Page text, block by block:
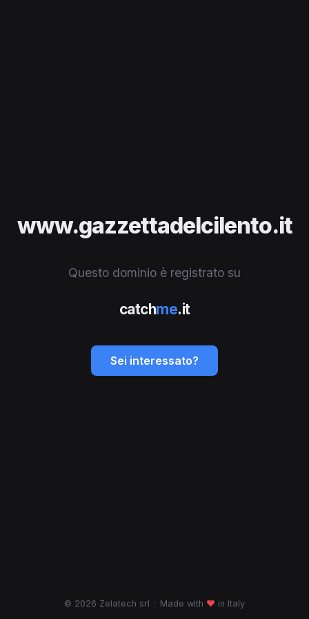
www.gazzettadelcilento.it
Questo dominio è registrato su
catchme.it
Sei interessato?
© 2026 Zelatech srl · Made with ♥ in Italy